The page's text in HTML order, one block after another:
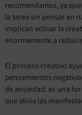
recomendamos, ya
la tarea sin pensar en
implican activar la
enormemente a
El proceso creativo
pensamientos
de ansiedad; es una
que alivia las